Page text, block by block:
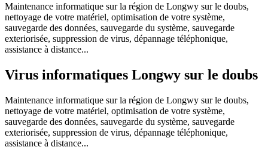
Maintenance informatique sur la région de Longwy sur le doubs,
nettoyage de votre matériel, optimisation de votre système,
sauvegarde des données, sauvegarde du système, sauvegarde
exteriorisée, suppression de virus, dépannage téléphonique,
assistance à distance...
Virus informatiques Longwy sur le doubs
Maintenance informatique sur la région de Longwy sur le doubs,
nettoyage de votre matériel, optimisation de votre système,
sauvegarde des données, sauvegarde du système, sauvegarde
exteriorisée, suppression de virus, dépannage téléphonique,
assistance à distance...